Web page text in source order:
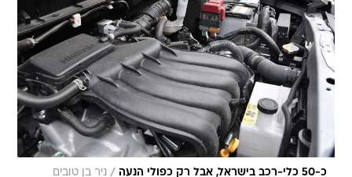
כ-50 כלי-רכב בישראל, אבל רק כפולי הנעה / ניר בן טובים